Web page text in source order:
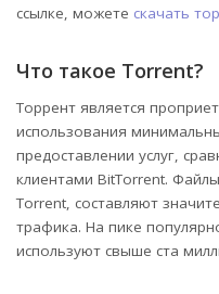
ссылке, можете скачать
Что такое Torrent?
Торрент является
использования
предоставлении услуг,
клиентами BitTorrent.
Torrent, составляют
трафика. На пике
используют свыше ста